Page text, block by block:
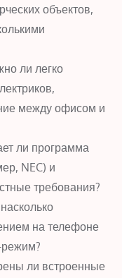
объектов,
ли легко
между офисом и
ли программа
NEC) и
требования?
на телефоне
ли встроенные